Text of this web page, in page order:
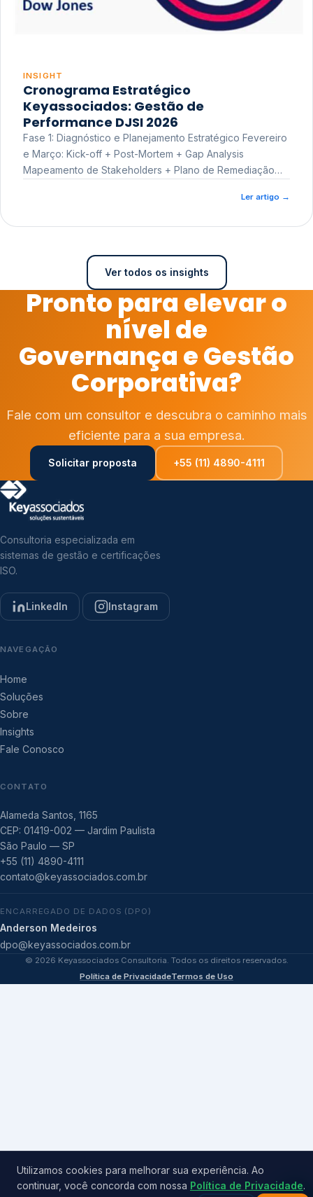
INSIGHT
Cronograma Estratégico
Keyassociados: Gestão de
Performance DJSI 2026
Fase 1: Diagnóstico e Planejamento Estratégico Fevereiro
e Março: Kick-off + Post-Mortem + Gap Analysis
Mapeamento de Stakeholders + Plano de Remediação
Ler artigo →
Ver todos os insights
Pronto para elevar o
nível de
Governança e Gestão
Corporativa?
Fale com um consultor e descubra o caminho mais
eficiente para a sua empresa.
Solicitar proposta +55 (11) 4890-4111
Consultoria especializada em
sistemas de gestão e certificações
ISO.
LinkedIn Instagram
NAVEGAÇÃO
Home
Soluções
Sobre
Insights
Fale Conosco
CONTATO
Alameda Santos, 1165
CEP: 01419-002 — Jardim Paulista
São Paulo — SP
+55 (11) 4890-4111
contato@keyassociados.com.br
ENCARREGADO DE DADOS (DPO)
Anderson Medeiros
dpo@keyassociados.com.br
© 2026 Keyassociados Consultoria. Todos os direitos reservados.
Política de PrivacidadeTermos de Uso
Utilizamos cookies para melhorar sua experiência. Ao
continuar, você concorda com nossa Política de Privacidade.